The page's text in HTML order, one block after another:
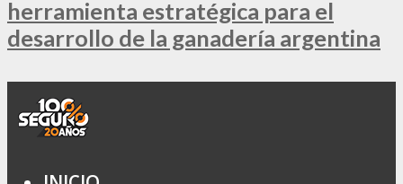
herramienta estratégica para el
desarrollo de la ganadería argentina